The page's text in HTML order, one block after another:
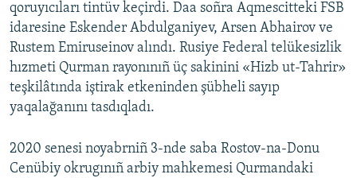
qoruyıcıları tintüv keçirdi. Daa soñra Aqmescitteki FSB
idaresine Eskender Abdulganiyev, Arsen Abhairov ve
Rustem Emiruseinov alındı. Rusiye Federal telükesizlik
hızmeti Qurman rayonınıñ üç sakinini «Hizb ut-Tahrir»
teşkilâtında iştirak etkeninden şübheli sayıp
yaqalağanını tasdıqladı.
2020 senesi noyabrniñ 3-nde saba Rostov-na-Donu
Cenübiy okrugınıñ arbiy mahkemesi Qurmandaki